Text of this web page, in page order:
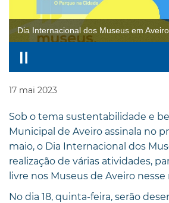
Dia Internacional dos Museus em Aveiro
17 mai 2023
Sob o tema sustentabilidade e
Municipal de Aveiro assinala no
maio, o Dia Internacional dos
realização de várias atividades,
livre nos Museus de Aveiro
No dia 18, quinta-feira, serão